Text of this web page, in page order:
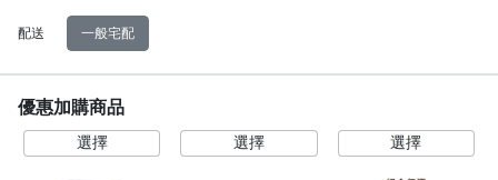
配送 一般宅配
優惠加購商品